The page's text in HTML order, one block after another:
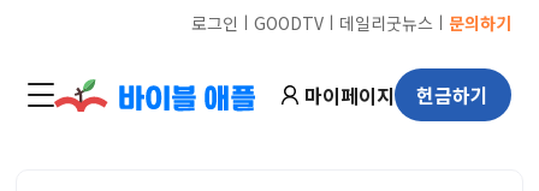
로그인 ㅣ GOODTVㅣ 데일리굿뉴스 ㅣ 문의하기
마이페이지 헌금하기